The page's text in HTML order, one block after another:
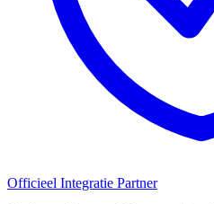
Officieel Integratie Partner